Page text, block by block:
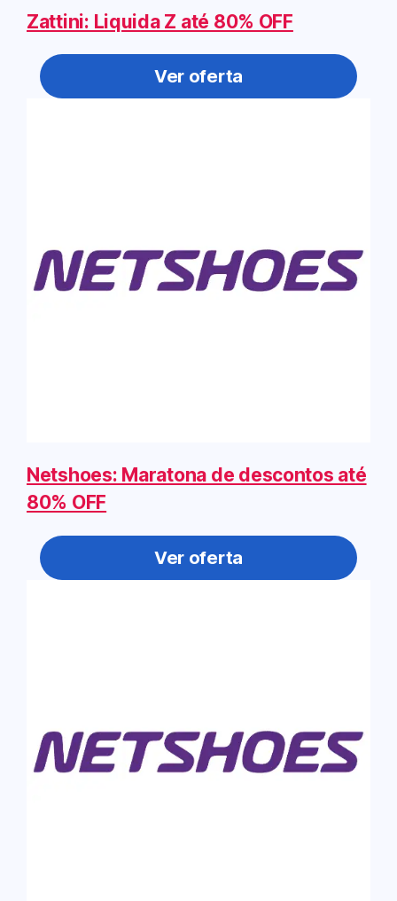
Zattini: Liquida Z até 80% OFF
Ver oferta
Netshoes: Maratona de descontos até
80% OFF
Ver oferta